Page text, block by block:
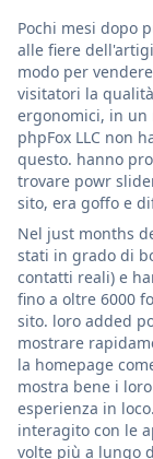
Pochi mesi dopo
alle fiere
modo per
visitatori la
ergonomici, in un
phpFox LLC non
questo. hanno
trovare powr
sito, era goffo e
Nel just months
stati in grado di
contatti reali) e
fino a oltre 6000
sito. loro added
mostrare
la homepage
mostra bene i
esperienza in
interagito con le
volte più a lungo